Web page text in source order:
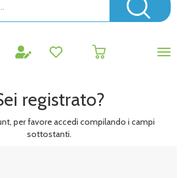
registrato?
per favore accedi compilando i campi
sottostanti.